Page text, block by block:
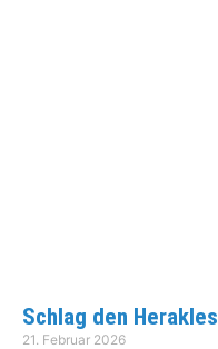
Schlag den Herakles
21. Februar 2026